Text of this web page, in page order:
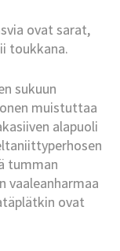
ovat sarat,
toukkana.
sukuun
muistuttaa
alapuoli
tumman
vaaleanharmaa
ovat